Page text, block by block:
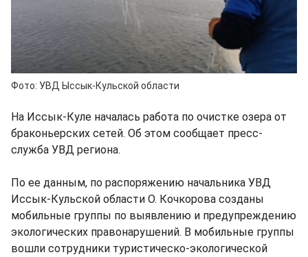
Фото: УВД Ыссык-Кульской области
На Иссык-Куле началась работа по очистке озера от
браконьерских сетей. Об этом сообщает пресс-
служба УВД региона.
По ее данным, по распоряжению начальника УВД
Иссык-Кульской области О. Кочкорова созданы
мобильные группы по выявлению и предупреждению
экологических правонарушений. В мобильные группы
вошли сотрудники туристическо-экологической